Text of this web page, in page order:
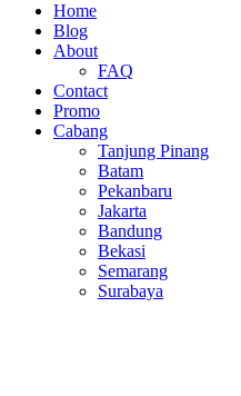
Home
Blog
About
FAQ
Contact
Promo
Cabang
Tanjung Pinang
Batam
Pekanbaru
Jakarta
Bandung
Bekasi
Semarang
Surabaya